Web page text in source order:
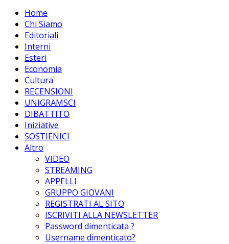
Home
Chi Siamo
Editoriali
Interni
Esteri
Economia
Cultura
RECENSIONI
UNIGRAMSCI
DIBATTITO
Iniziative
SOSTIENICI
Altro
VIDEO
STREAMING
APPELLI
GRUPPO GIOVANI
REGISTRATI AL SITO
ISCRIVITI ALLA NEWSLETTER
Password dimenticata ?
Username dimenticato?